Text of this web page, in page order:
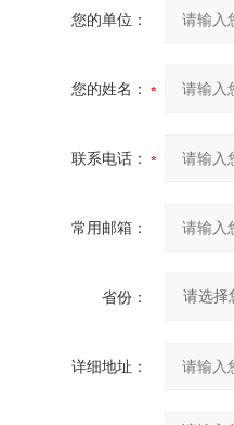
您的单位：
您的姓名：
联系电话：
常用邮箱：
省份：
详细地址：